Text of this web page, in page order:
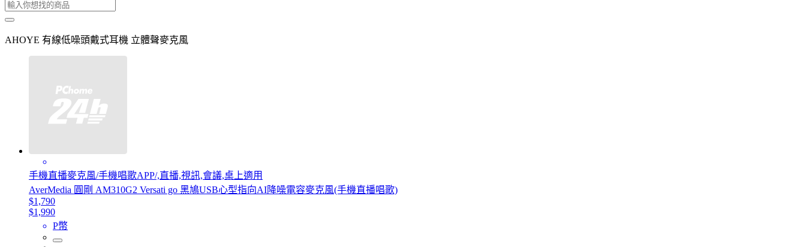
AHOYE 有線低噪頭戴式耳機 立體聲麥克風
手機直播麥克風/手機唱歌APP/,直播,視訊,會議,桌上適用
AverMedia 圓剛 AM310G2 Versati go 黑鳩USB心型指向AI降噪電容麥克風(手機直播唱歌)
$1,790
$1,990
P幣